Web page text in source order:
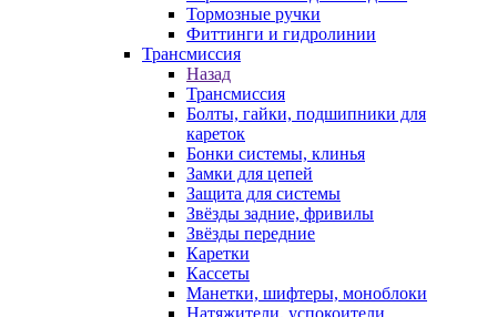
Тормозные ручки
Фиттинги и гидролинии
Трансмиссия
Назад
Трансмиссия
Болты, гайки, подшипники для
кареток
Бонки системы, клинья
Замки для цепей
Защита для системы
Звёзды задние, фривилы
Звёзды передние
Каретки
Кассеты
Манетки, шифтеры, моноблоки
Натяжители. успокоители